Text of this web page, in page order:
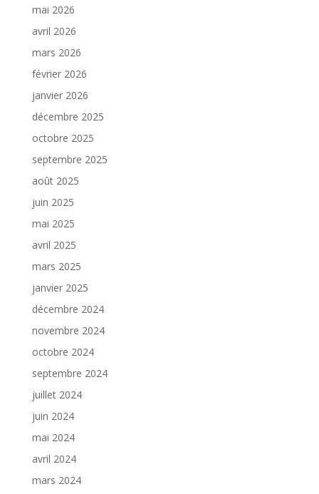
mai 2026
avril 2026
mars 2026
février 2026
janvier 2026
décembre 2025
octobre 2025
septembre 2025
août 2025
juin 2025
mai 2025
avril 2025
mars 2025
janvier 2025
décembre 2024
novembre 2024
octobre 2024
septembre 2024
juillet 2024
juin 2024
mai 2024
avril 2024
mars 2024